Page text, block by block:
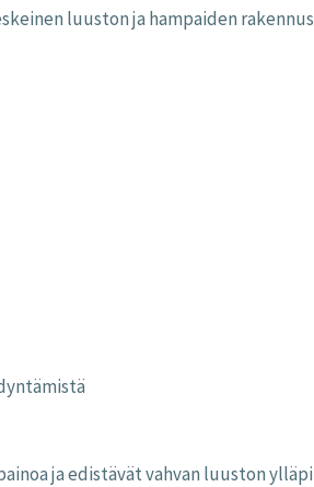
luuston ja hampaiden
ja edistävät vahvan luuston